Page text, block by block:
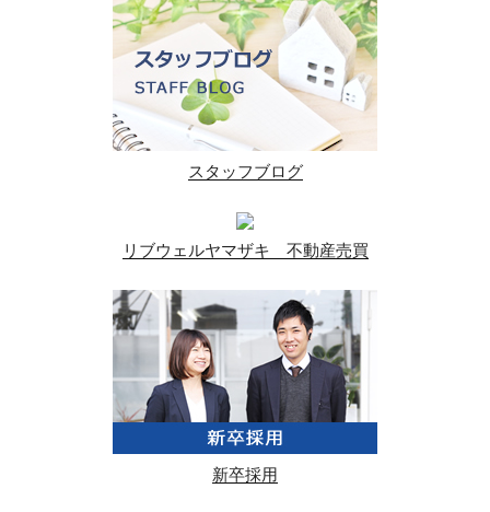
スタッフブログ
リブウェルヤマザキ 不動産売買
新卒採用